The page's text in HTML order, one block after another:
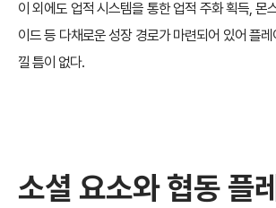
이 외에도 업적 시스템을 통한 업적 주화 획득, 몬
이드 등 다채로운 성장 경로가 마련되어 있어 플
낄 틈이 없다.
소셜 요소와 협동 플